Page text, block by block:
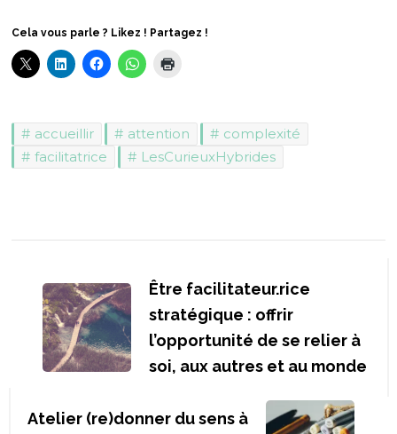
Cela vous parle ? Likez ! Partagez !
accueillir attention
complexité
facilitatrice
LesCurieuxHybrides
d'article
Être facilitateur.rice
stratégique : offrir
l’opportunité de se relier à
soi, aux autres et au monde
Atelier (re)donner du sens à